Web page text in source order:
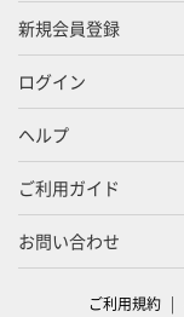
新規会員登録
ログイン
ヘルプ
ご利用ガイド
お問い合わせ
ご利用規約